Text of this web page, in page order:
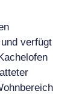
verfügt